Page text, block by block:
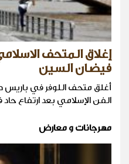
إغلاق المتحف
فيضان السين
أغلق متحف اللوفر في
الفن الإسلامي بعد ارتفاع
مهرجانات و معارض